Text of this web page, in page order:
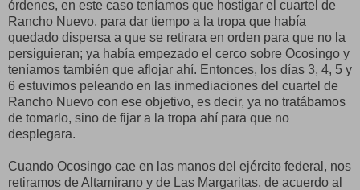
órdenes, en este caso teníamos que hostigar el cuartel de
Rancho Nuevo, para dar tiempo a la tropa que había
quedado dispersa a que se retirara en orden para que no la
persiguieran; ya había empezado el cerco sobre Ocosingo y
teníamos también que aflojar ahí. Entonces, los días 3, 4, 5 y
6 estuvimos peleando en las inmediaciones del cuartel de
Rancho Nuevo con ese objetivo, es decir, ya no tratábamos
de tomarlo, sino de fijar a la tropa ahí para que no
desplegara.
Cuando Ocosingo cae en las manos del ejército federal, nos
retiramos de Altamirano y de Las Margaritas, de acuerdo al